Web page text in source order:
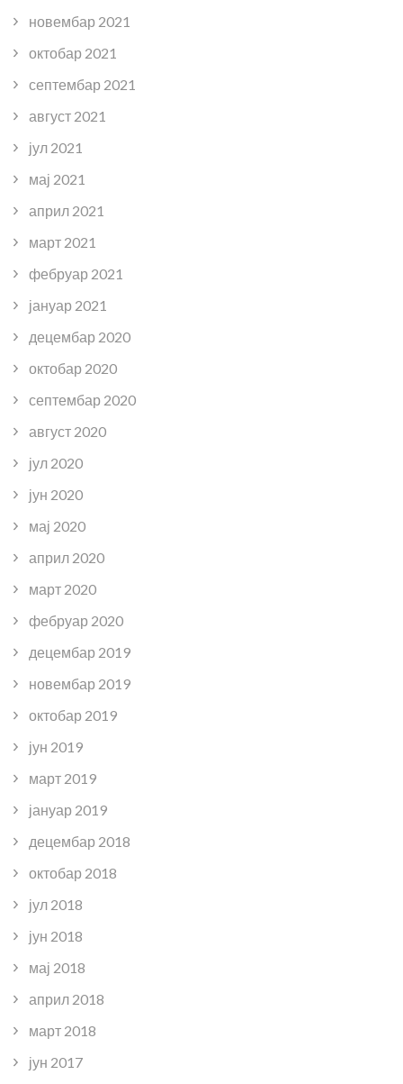
новембар 2021
октобар 2021
септембар 2021
август 2021
јул 2021
мај 2021
април 2021
март 2021
фебруар 2021
јануар 2021
децембар 2020
октобар 2020
септембар 2020
август 2020
јул 2020
јун 2020
мај 2020
април 2020
март 2020
фебруар 2020
децембар 2019
новембар 2019
октобар 2019
јун 2019
март 2019
јануар 2019
децембар 2018
октобар 2018
јул 2018
јун 2018
мај 2018
април 2018
март 2018
јун 2017